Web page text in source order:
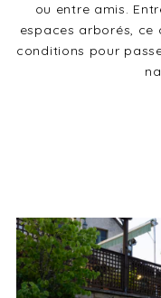
ou entre amis.
espaces arborés, ce
conditions pour